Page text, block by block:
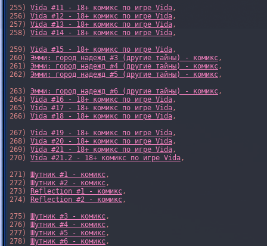
255) Vida #11 - 18+ комикс по игре Vida,
256) Vida #12 - 18+ комикс по игре Vida,
257) Vida #13 - 18+ комикс по игре Vida,
258) Vida #14 - 18+ комикс по игре Vida,
259) Vida #15 - 18+ комикс по игре Vida,
260) Эмми: город надежд #3 (другие тайны) - комикс,
261) Эмми: город надежд #4 (другие тайны) - комикс,
262) Эмми: город надежд #5 (другие тайны) - комикс,
263) Эмми: город надежд #6 (другие тайны) - комикс,
264) Vida #16 - 18+ комикс по игре Vida,
265) Vida #17 - 18+ комикс по игре Vida,
266) Vida #18 - 18+ комикс по игре Vida,
267) Vida #19 - 18+ комикс по игре Vida,
268) Vida #20 - 18+ комикс по игре Vida,
269) Vida #21 - 18+ комикс по игре Vida,
270) Vida #21.2 - 18+ комикс по игре Vida,
271) Шутник #1 - комикс,
272) Шутник #2 - комикс,
273)
Reflection #1 - комикс,
274)
Reflection #2 - комикс,
275) Шутник #3 - комикс,
276) Шутник #4 - комикс,
277) Шутник #5 - комикс,
278) Шутник #6 - комикс,